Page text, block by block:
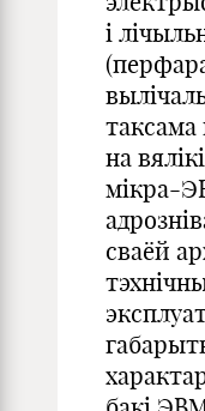
і
таксама
на
мікра-
сваёй